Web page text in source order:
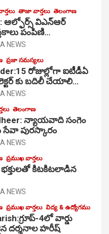
తాజా వార్తలు తెలంగాణ
ఆల్ఫోర్స్ విఎన్ఆర్
పంపిణి…
NEWS
ప్రజా సమస్యలు
రోజుల్లోగా ఐటీడీఏ
కు బదిలీ చేయాలి…
NEWS
తెలంగాణ
న్యాయవాది సంగెం
సేవా పురస్కారం
NEWS
ప్రముఖ వార్తలు
కిటకిటలాడిన
NEWS
ప్రముఖ వార్తలు విద్య & ఉద్యోగము
4లో వార్డు
దర్శనాల హరీష్